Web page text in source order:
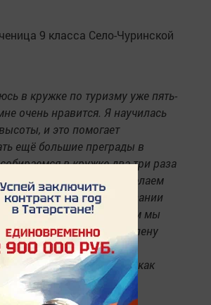
9 класса Село-Чуринской
в кружке по туризму уже пять-
очень нравится. Я научилась
и это помогает
ещё большие преграды в
в кружке два-три раза
бегаем на улице, делаем
потом тренируемся в лазании
К этим соревнованиям мы
серьезно. Я лично знаю Елену
в будущем тоже хочу
достичь таких же высот, как